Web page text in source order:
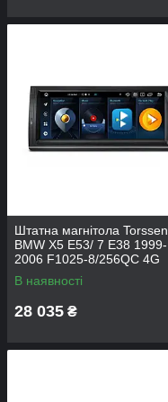
Штатна магнітола Torssen
BMW X5 E53/ 7 E38 1999-
2006 F1025-8/256QC 4G
Carplay DSP
В наявності
28 035 ₴